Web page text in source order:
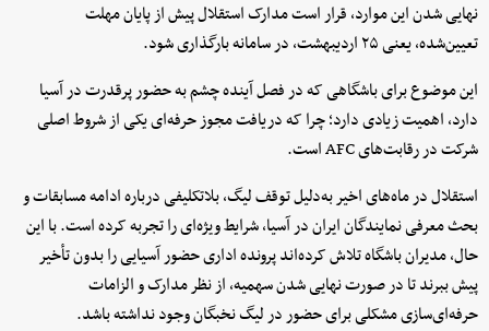
نهایی شدن این موارد، قرار است مدارک استقلال پیش از پایان مهلت
تعیین‌شده، یعنی ۲۵ اردیبهشت، در سامانه بارگذاری شود.
این موضوع برای باشگاهی که در فصل آینده چشم به حضور پرقدرت در آسیا
دارد، اهمیت زیادی دارد؛ چرا که دریافت مجوز حرفه‌ای یکی از شروط اصلی
شرکت در رقابت‌های AFC است.
استقلال در ماه‌های اخیر به‌دلیل توقف لیگ، بلاتکلیفی درباره ادامه مسابقات و
بحث معرفی نمایندگان ایران در آسیا، شرایط ویژه‌ای را تجربه کرده است. با این
حال، مدیران باشگاه تلاش کرده‌اند پرونده اداری حضور آسیایی را بدون تأخیر
پیش ببرند تا در صورت نهایی شدن سهمیه، از نظر مدارک و الزامات
حرفه‌ای‌سازی مشکلی برای حضور در لیگ نخبگان وجود نداشته باشد.